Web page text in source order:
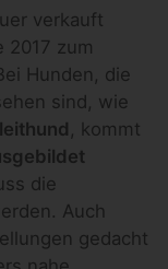
verkauft
2017 zum
Hunden, die
sind, wie
, kommt
die
Auch
gedacht